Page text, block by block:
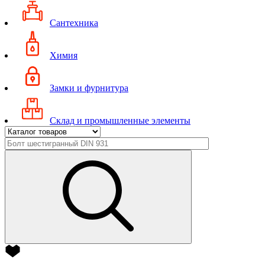
Сантехника
Химия
Замки и фурнитура
Склад и промышленные элементы